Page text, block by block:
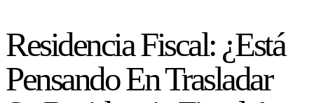
Preguntale a Qe...
Residencia Fiscal: ¿Está
Pensando En Trasladar